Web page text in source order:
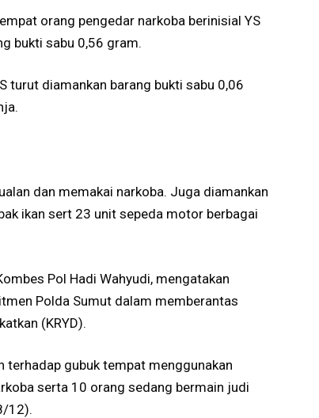
orang pengedar narkoba berinisial YS
bukti sabu 0,56 gram.
turut diamankan barang bukti sabu 0,06
dan memakai narkoba. Juga diamankan
ikan sert 23 unit sepeda motor berbagai
Pol Hadi Wahyudi, mengatakan
Polda Sumut dalam memberantas
(KRYD).
terhadap gubuk tempat menggunakan
serta 10 orang sedang bermain judi
12).